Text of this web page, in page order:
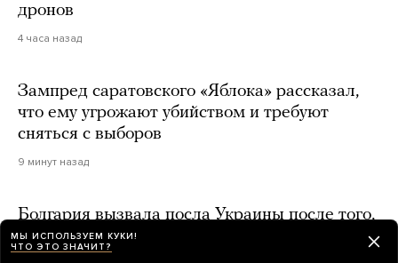
дронов
4 часа назад
Зампред саратовского «Яблока» рассказал,
что ему угрожают убийством и требуют
сняться с выборов
9 минут назад
Болгария вызвала посла Украины после того,
как украинский дрон взорвался
на территории страны
МЫ ИСПОЛЬЗУЕМ КУКИ!
ЧТО ЭТО ЗНАЧИТ?